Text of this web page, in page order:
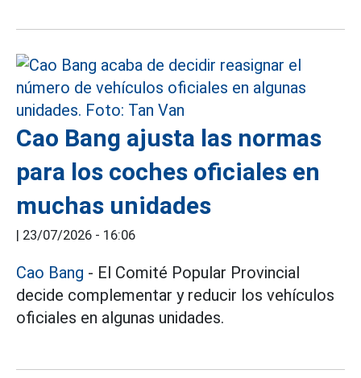
Cao Bang ajusta las normas
para los coches oficiales en
muchas unidades
| 23/07/2026 - 16:06
Cao Bang - El Comité Popular Provincial
decide complementar y reducir los vehículos
oficiales en algunas unidades.